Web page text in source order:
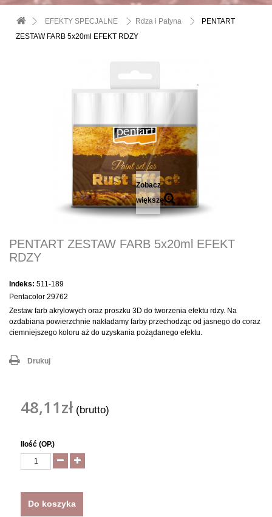
EFEKTY SPECJALNE Rdza i Patyna
PENTART
ZESTAW FARB 5x20ml EFEKT RDZY
Zobacz
większe
PENTART ZESTAW FARB 5x20ml EFEKT
RDZY
Indeks: 511-189
Pentacolor 29762
Zestaw farb akrylowych oraz proszku 3D do tworzenia efektu rdzy. Na
ozdabiana powierzchnie nakładamy farby przechodząc od jasnego do coraz
ciemniejszego koloru aż do uzyskania pożądanego efektu.
Drukuj
48,11zł(brutto)
Ilość (OP.)
Do koszyka